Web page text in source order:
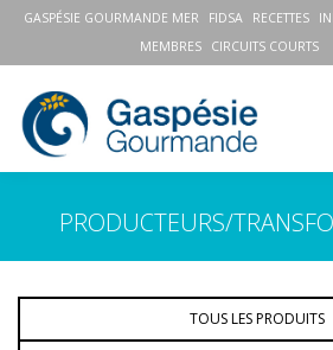
GASPÉSIE GOURMANDE MER FIDSA RECETTES
MEMBRES
CIRCUITS COURTS
PRODUCTEURS/
TOUS LES PRODUITS